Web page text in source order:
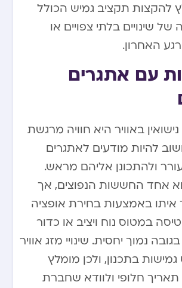
להקצות תקציב גמיש הכולל
שינויים בלתי צפויים או
האחרון.
עם אתגרים
באוויר היא חוויה מרגשת
להיות מודעים לאתגרים
ולהתכונן אליהם מראש.
אחד החששות הנפוצים, אך
איתו באמצעות בחירת אופציה
במטוס נוח ויציב או כדור
נמוך יחסית. שינויי מזג אוויר
בתכנון, ולכן מומלץ
חלופי ולוודא שחברת